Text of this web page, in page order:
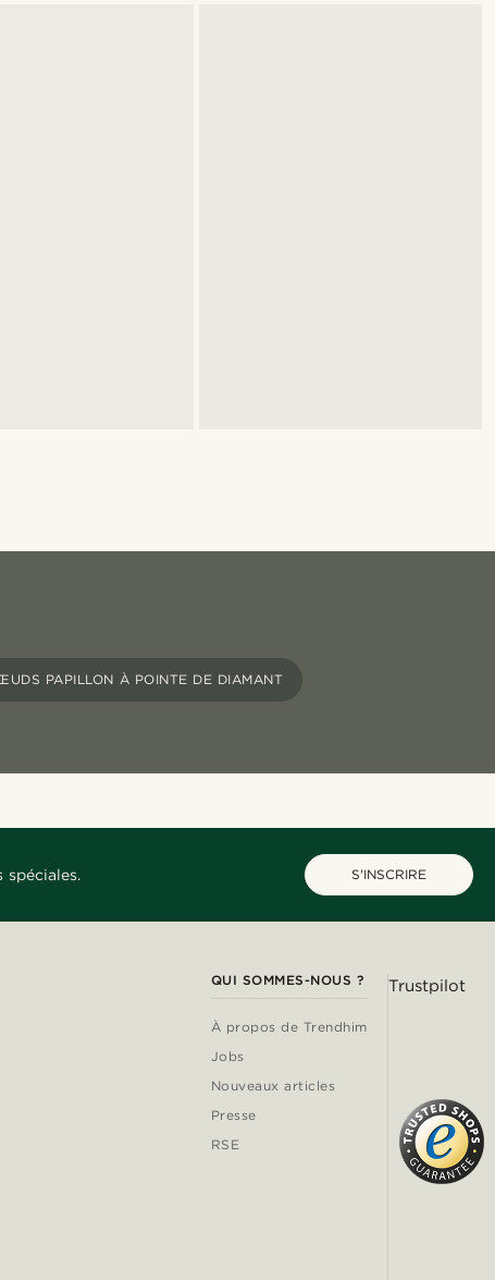
PAPILLON À POINTE DE DIAMANT
spéciales. S'INSCRIRE
QUI SOMMES-NOUS ?
À propos de Trendhim
Jobs
Nouveaux articles
Presse
RSE
Trustpilot